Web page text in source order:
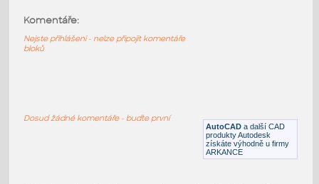
DWG Vozidla, doprava
DWG Vozidla, dopravaAutoCAD a další CAD
produkty Autodesk
získáte výhodně u firmy
ARKANCE
Komentáře:
Nejste přihlášeni - nelze připojit komentáře
bloků
Dosud žádné komentáře - buďte první